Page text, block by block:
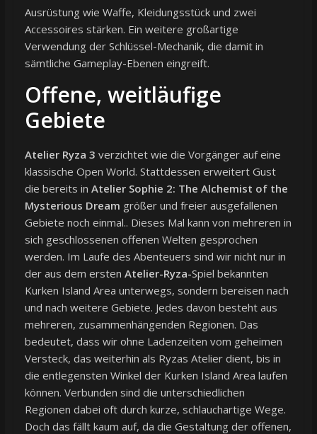
Ausrüstung wie Waffe, Kleidungsstück und zwei
Accessoires stärken. Ein weitere großartige
Verwendung der Schlüssel-Mechanik, die damit in
sämtliche Gameplay-Ebenen eingreift.
Offene, weitläufige
Gebiete
Atelier Ryza 3 verzichtet wie die Vorgänger auf eine
klassische Open World. Stattdessen erweitert Gust
die bereits in Atelier Sophie 2: The Alchemist of the
Mysterious Dream größer und freier ausgefallenen
Gebiete noch einmal.. Dieses Mal kann von mehreren in
sich geschlossenen offenen Welten gesprochen
werden. Im Laufe des Abenteuers sind wir nicht nur in
der aus dem ersten Atelier-Ryza-Spiel bekannten
Kurken Island Area unterwegs, sondern bereisen nach
und nach weitere Gebiete. Jedes davon besteht aus
mehreren, zusammenhängenden Regionen. Das
bedeutet, dass wir ohne Ladenzeiten vom geheimen
Versteck, das weiterhin als Ryzas Atelier dient, bis in
die entlegensten Winkel der Kurken Island Area laufen
können. Verbunden sind die unterschiedlichen
Regionen dabei oft durch kurze, schlauchartige Wege.
Doch das fällt kaum auf, da die Gestaltung der offenen,